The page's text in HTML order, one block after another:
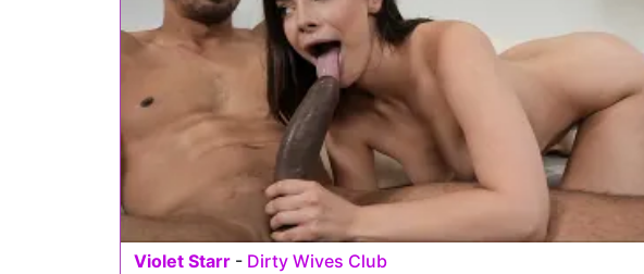
Violet Starr - Dirty Wives Club